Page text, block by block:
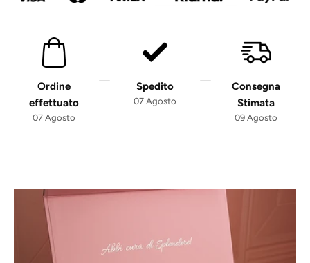
Ordine
effettuato
07 Agosto
Spedito
07 Agosto
Consegna
Stimata
09 Agosto